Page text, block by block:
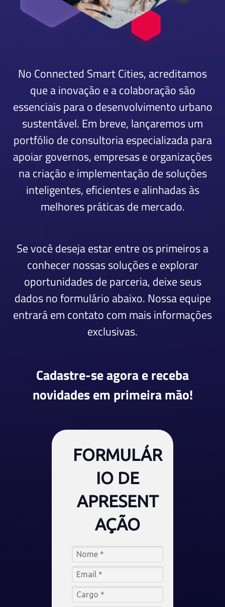
No Connected Smart Cities, acreditamos
que a inovação e a colaboração são
essenciais para o desenvolvimento urbano
sustentável. Em breve, lançaremos um
portfólio de consultoria especializada para
apoiar governos, empresas e organizações
na criação e implementação de soluções
inteligentes, eficientes e alinhadas às
melhores práticas de mercado.
Se você deseja estar entre os primeiros a
conhecer nossas soluções e explorar
oportunidades de parceria, deixe seus
dados no formulário abaixo. Nossa equipe
entrará em contato com mais informações
exclusivas.
Cadastre-se agora e receba
novidades em primeira mão!
FORMULÁR
IO DE
APRESENT
AÇÃO